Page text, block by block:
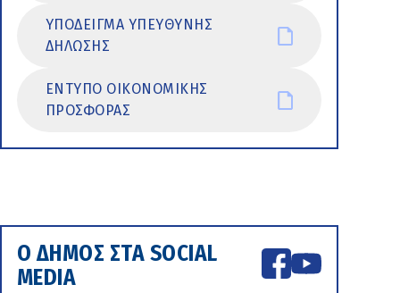
ΥΠΟΔΕΙΓΜΑ ΥΠΕΥΘΥΝΗΣ
ΔΗΛΩΣΗΣ
ΕΝΤΥΠΟ ΟΙΚΟΝΟΜΙΚΗΣ
ΠΡΟΣΦΟΡΑΣ
Ο ΔΗΜΟΣ ΣΤΑ SOCIAL
MEDIA